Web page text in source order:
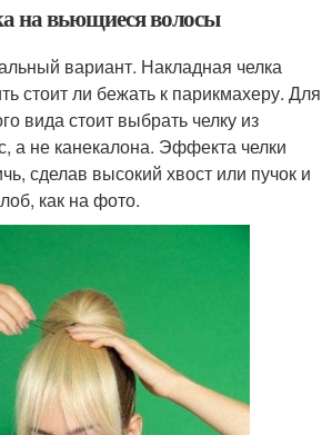
на вьющиеся волосы
вариант. Накладная челка
стоит ли бежать к парикмахеру. Для
вида стоит выбрать челку из
а не канекалона. Эффекта челки
сделав высокий хвост или пучок и
как на фото.